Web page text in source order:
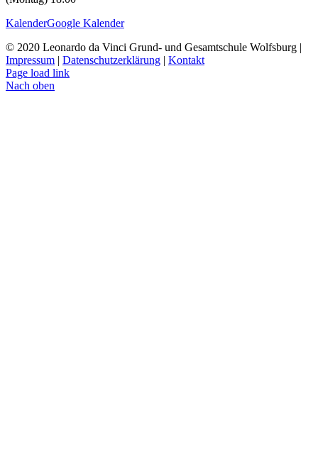
KalenderGoogle Kalender
© 2020 Leonardo da Vinci Grund- und Gesamtschule Wolfsburg |
Impressum | Datenschutzerklärung | Kontakt
Page load link
Nach oben